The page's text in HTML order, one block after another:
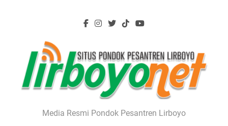
Lirboyo.net
Media Resmi Pondok Pesantren Lirboyo